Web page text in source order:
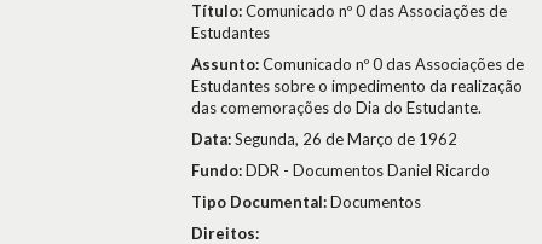
Título:Comunicado nº 0 das Associações de
Estudantes
Assunto:Comunicado nº 0 das Associações de
Estudantes sobre o impedimento da realização
das comemorações do Dia do Estudante.
Data:Segunda, 26 de Março de 1962
Fundo:DDR - Documentos Daniel Ricardo
Tipo Documental:Documentos
Direitos: